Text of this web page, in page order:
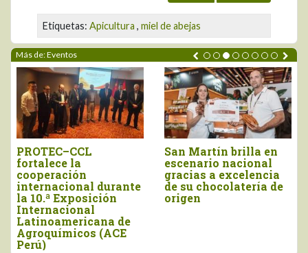
Etiquetas: Apicultura , miel de abejas
Más de: Eventos
PROTEC–CCL
fortalece la
cooperación
internacional durante
la 10.ª Exposición
Internacional
Latinoamericana de
Agroquímicos (ACE
Perú)
San Martín brilla en
escenario nacional
gracias a excelencia
de su chocolatería de
origen